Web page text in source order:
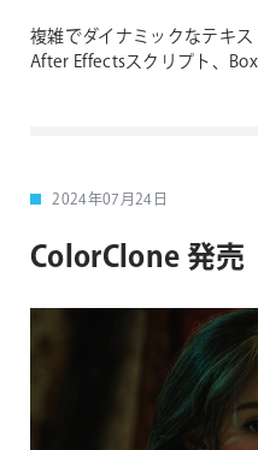
複雑でダイナミックなテキ
After Effectsスクリプト、
2024年07月24日
ColorClone 発売